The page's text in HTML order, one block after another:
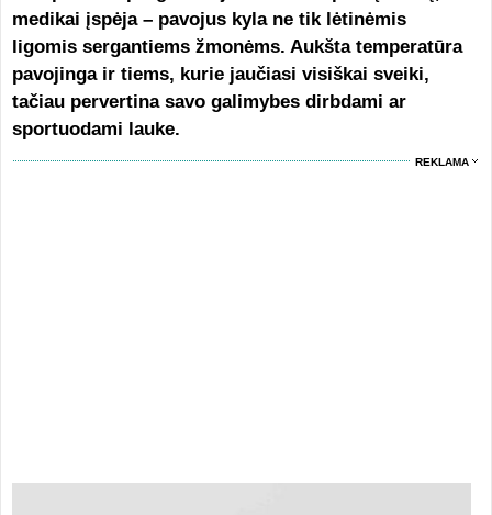
medikai įspėja – pavojus kyla ne tik lėtinėmis
ligomis sergantiems žmonėms. Aukšta temperatūra
pavojinga ir tiems, kurie jaučiasi visiškai sveiki,
tačiau pervertina savo galimybes dirbdami ar
sportuodami lauke.
REKLAMA